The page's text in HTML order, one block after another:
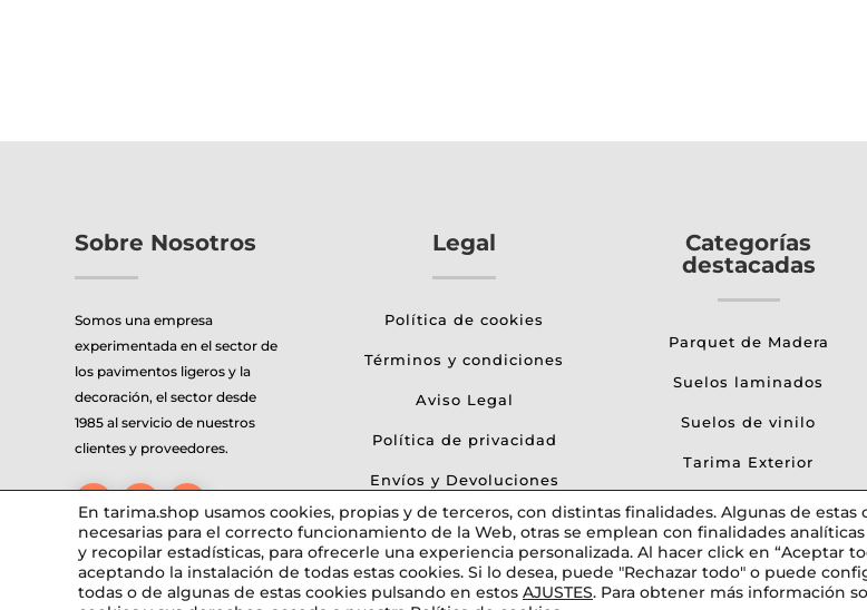
Sobre Nosotros
Somos una empresa
experimentada en el sector de
los pavimentos ligeros y la
decoración, el sector desde
1985 al servicio de nuestros
clientes y proveedores.
Legal
Política de cookies
Términos y condiciones
Aviso Legal
Política de privacidad
Envíos y Devoluciones
Categorías
destacadas
Parquet de Madera
Suelos laminados
Suelos de vinilo
Tarima Exterior
Papel pintado
Diseñado por tarima.shop
En tarima.shop usamos cookies, propias y de terceros, con distintas finalidades. Algunas de estas
necesarias para el correcto funcionamiento de la Web, otras se emplean con finalidades
y recopilar estadísticas, para ofrecerle una experiencia personalizada. Al hacer click en “Aceptar
aceptando la instalación de todas estas cookies. Si lo desea, puede "Rechazar todo" o puede
todas o de algunas de estas cookies pulsando en estos AJUSTES. Para obtener más información